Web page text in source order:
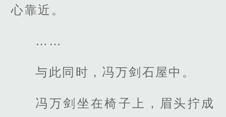
心靠近。
……
与此同时，冯万剑石屋中。
冯万剑坐在椅子上，眉头拧成